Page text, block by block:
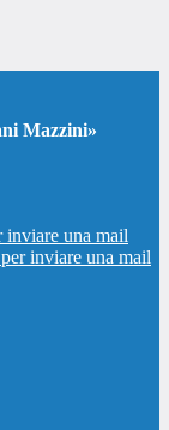
Mazzini»
inviare una mail
inviare una mail